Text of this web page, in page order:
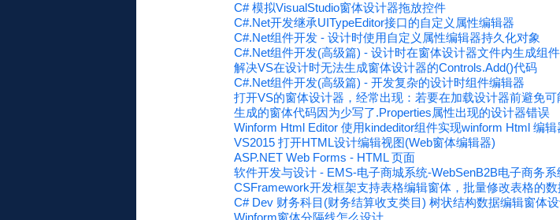
C# 模拟VisualStudio窗体设计器拖放控件
C#.Net开发继承UITypeEditor接口的自定义属性编辑器
C#.Net组件开发 - 设计时使用自定义属性编辑器持久化对象
C#.Net组件开发(高级篇) - 设计时在窗体设计器文件内生成组
解决VS在设计时无法生成窗体设计器的Controls.Add()代码
C#.Net组件开发(高级篇) - 开发复杂的设计时组件编辑器
打开VS的窗体设计器，经常出现：若要在加载设计器前避免
生成的窗体代码因为少写了.Properties属性出现的设计器错误
Winform Html Editor 使用kindeditor组件实现winform Html 编辑
VS2015 打开HTML设计编辑视图(Web窗体编辑器)
ASP.NET Web Forms - HTML 页面
软件开发与设计 - EMS-电子商城系统-WebSenB2B电子商务系
CSFramework开发框架支持表格编辑窗体，批量修改表格的数
C# Dev 财务科目(财务结算收支类目) 树状结构数据编辑窗体
Winform窗体分隔线怎么设计